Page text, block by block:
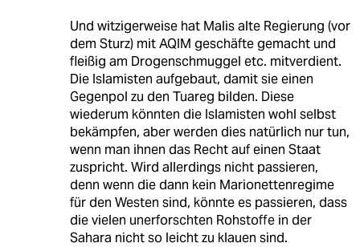
Und witzigerweise hat Malis alte Regierung (vor
dem Sturz) mit AQIM geschäfte gemacht und
fleißig am Drogenschmuggel etc. mitverdient.
Die Islamisten aufgebaut, damit sie einen
Gegenpol zu den Tuareg bilden. Diese
wiederum könnten die Islamisten wohl selbst
bekämpfen, aber werden dies natürlich nur tun,
wenn man ihnen das Recht auf einen Staat
zuspricht. Wird allerdings nicht passieren,
denn wenn die dann kein Marionettenregime
für den Westen sind, könnte es passieren, dass
die vielen unerforschten Rohstoffe in der
Sahara nicht so leicht zu klauen sind.